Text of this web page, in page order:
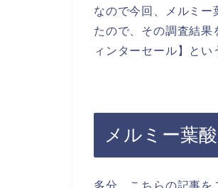
なので今回、メルミ
たので、その調査結果
ィンターセール】とい
メルミー葉
多分、こちらの記事